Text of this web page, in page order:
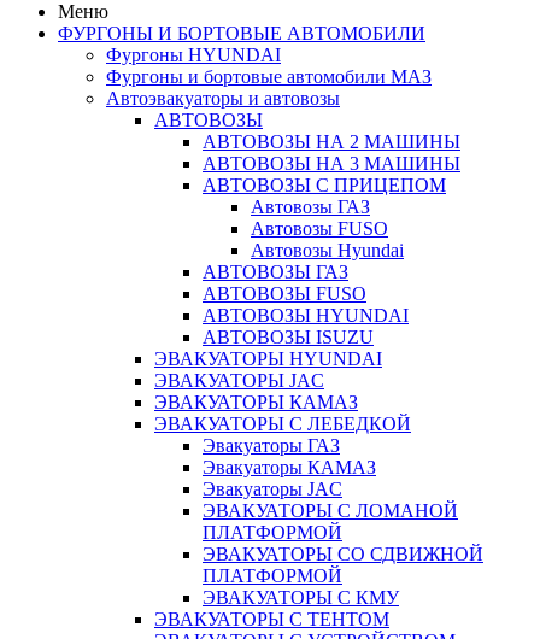
Меню
ФУРГОНЫ И БОРТОВЫЕ АВТОМОБИЛИ
Фургоны HYUNDAI
Фургоны и бортовые автомобили МАЗ
Автоэвакуаторы и автовозы
АВТОВОЗЫ
АВТОВОЗЫ НА 2 МАШИНЫ
АВТОВОЗЫ НА 3 МАШИНЫ
АВТОВОЗЫ С ПРИЦЕПОМ
Автовозы ГАЗ
Автовозы FUSO
Автовозы Hyundai
АВТОВОЗЫ ГАЗ
АВТОВОЗЫ FUSO
АВТОВОЗЫ HYUNDAI
АВТОВОЗЫ ISUZU
ЭВАКУАТОРЫ HYUNDAI
ЭВАКУАТОРЫ JAC
ЭВАКУАТОРЫ КАМАЗ
ЭВАКУАТОРЫ С ЛЕБЕДКОЙ
Эвакуаторы ГАЗ
Эвакуаторы КАМАЗ
Эвакуаторы JAC
ЭВАКУАТОРЫ С ЛОМАНОЙ
ПЛАТФОРМОЙ
ЭВАКУАТОРЫ СО СДВИЖНОЙ
ПЛАТФОРМОЙ
ЭВАКУАТОРЫ С КМУ
ЭВАКУАТОРЫ С ТЕНТОМ